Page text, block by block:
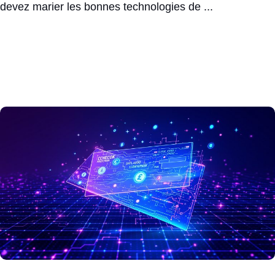
devez marier les bonnes technologies de ...